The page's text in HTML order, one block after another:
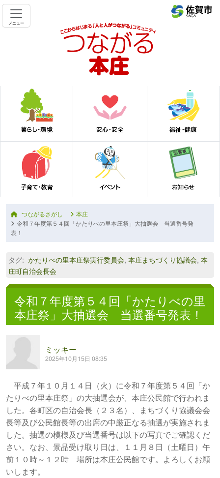
メニュー
つながるさがし
本庄
令和７年度第５４回「かたりべの里本庄祭」大抽選会 当選番号発
表！
タグ: かたりべの里本庄祭実行委員会, 本庄まちづくり協議会, 本
庄町自治会長会
令和７年度第５４回「かたりべの里
本庄祭」大抽選会 当選番号発表！
ミッキー
2025年10月15日 08:35
平成７年１０月１４日（火）に令和７年度第５４回「か
たりべの里本庄祭」の大抽選会が、本庄公民館で行われま
した。各町区の自治会長（２３名）、まちづくり協議会会
長等及び公民館長等の出席の中厳正なる抽選が実施されま
した。抽選の模様及び当選番号は以下の写真でご確認くだ
さい。なお、景品受け取り日は、１１月８日（土曜日）午
前１０時～１２時 場所は本庄公民館です。よろしくお願
いします。